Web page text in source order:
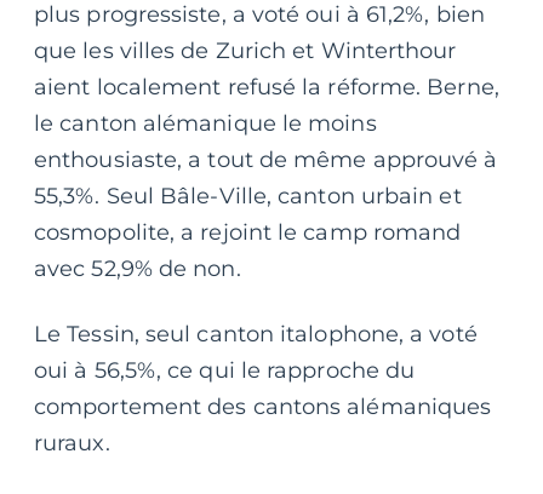
plus progressiste, a voté oui à 61,2%, bien
que les villes de Zurich et Winterthour
aient localement refusé la réforme. Berne,
le canton alémanique le moins
enthousiaste, a tout de même approuvé à
55,3%. Seul Bâle-Ville, canton urbain et
cosmopolite, a rejoint le camp romand
avec 52,9% de non.
Le Tessin, seul canton italophone, a voté
oui à 56,5%, ce qui le rapproche du
comportement des cantons alémaniques
ruraux.